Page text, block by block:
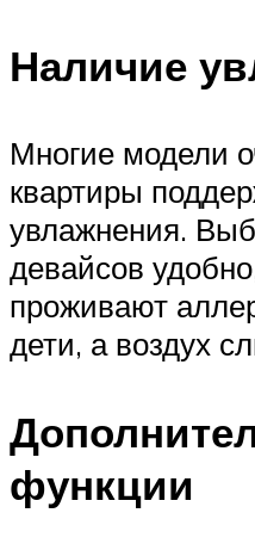
Наличие
Многие модели
квартиры
увлажнения.
девайсов
проживают
дети, а воздух
функции